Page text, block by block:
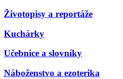
Životopisy a reportáže
Kuchárky
Učebnice a slovníky
Náboženstvo a ezoterika